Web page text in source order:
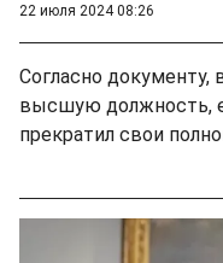
22 июля 2024 08:26
Согласно документу,
высшую должность,
прекратил свои